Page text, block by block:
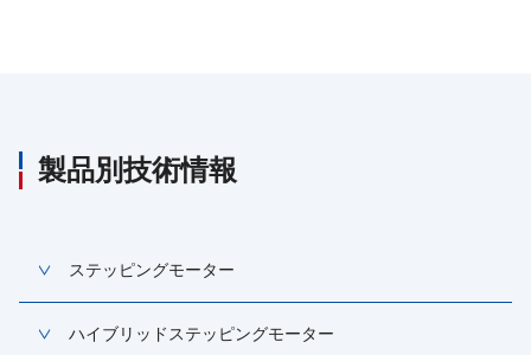
製品別技術情報
ステッピングモーター
ハイブリッドステッピングモーター